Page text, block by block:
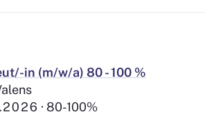
in (m/w/a) 80 - 100 %
80-100%